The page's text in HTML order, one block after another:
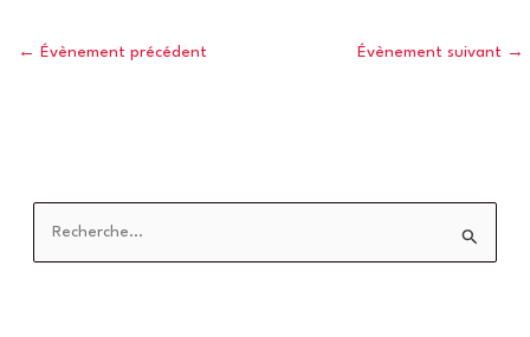
← Évènement précédent Évènement suivant →